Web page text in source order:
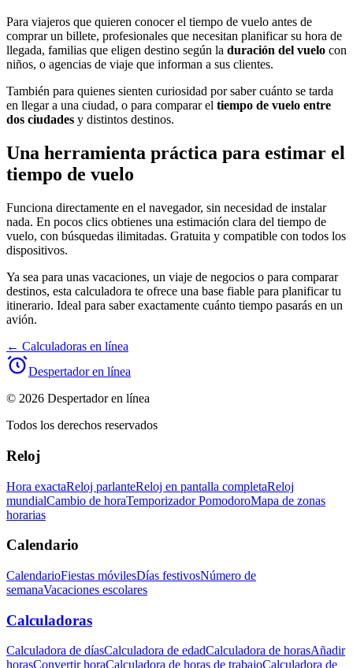
Para viajeros que quieren conocer el tiempo de vuelo antes de
comprar un billete, profesionales que necesitan planificar su hora de
llegada, familias que eligen destino según la duración del vuelo con
niños, o agencias de viaje que informan a sus clientes.
También para quienes sienten curiosidad por saber cuánto se tarda
en llegar a una ciudad, o para comparar el tiempo de vuelo entre
dos ciudades y distintos destinos.
Una herramienta práctica para estimar el
tiempo de vuelo
Funciona directamente en el navegador, sin necesidad de instalar
nada. En pocos clics obtienes una estimación clara del tiempo de
vuelo, con búsquedas ilimitadas. Gratuita y compatible con todos los
dispositivos.
Ya sea para unas vacaciones, un viaje de negocios o para comparar
destinos, esta calculadora te ofrece una base fiable para planificar tu
itinerario. Ideal para saber exactamente cuánto tiempo pasarás en un
avión.
← Calculadoras en línea
Despertador en línea
© 2026 Despertador en línea
Todos los derechos reservados
Reloj
Hora exactaReloj parlanteReloj en pantalla completaReloj
mundialCambio de horaTemporizador PomodoroMapa de zonas
horarias
Calendario
CalendarioFiestas móvilesDías festivosNúmero de
semanaVacaciones escolares
Calculadoras
Calculadora de díasCalculadora de edadCalculadora de horasAñadir
horasConvertir horaCalculadora de horas de trabajoCalculadora de